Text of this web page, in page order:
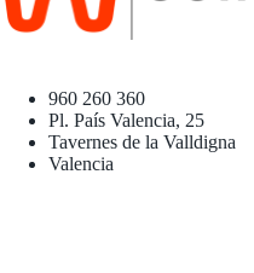
960 260 360
Pl. País Valencia, 25
Tavernes de la Valldigna
Valencia